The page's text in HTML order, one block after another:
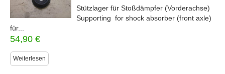
Stützlager für Stoßdämpfer (Vorderachse)
Supporting for shock absorber (front axle)
für...
54,90 €
Weiterlesen